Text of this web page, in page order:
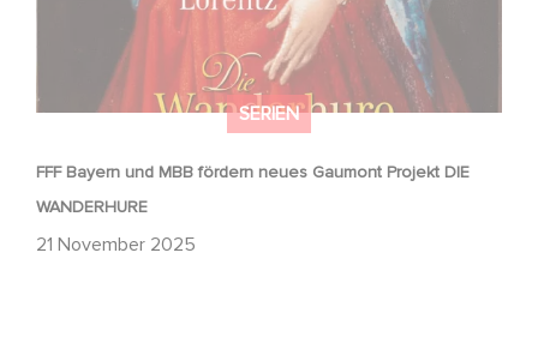
SERIEN
FFF Bayern und MBB fördern neues Gaumont Projekt DIE
WANDERHURE
21 November 2025